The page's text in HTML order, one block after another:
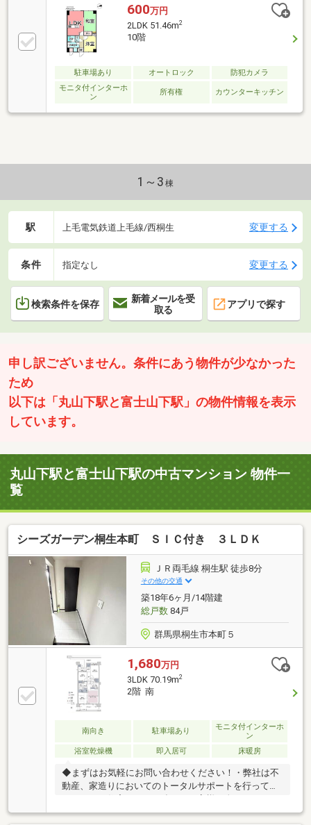
600万円
2LDK 51.46m2
10階
駐車場あり オートロック
防犯カメラ
モニタ付インターホ
ン
所有権 カウンターキッチン
1～3 棟
駅 上毛電気鉄道上毛線/西桐生 変更する
条件 指定なし 変更する
検索条件を保存
新着メールを受
取る
アプリで探す
申し訳ございません。条件にあう物件が少なかった
ため
以下は「丸山下駅と富士山下駅」の物件情報を表示
しています。
丸山下駅と富士山下駅の中古マンション 物件一
覧
シーズガーデン桐生本町 ＳＩＣ付き ３ＬＤＫ
ＪＲ両毛線 桐生駅 徒歩8分
その他の交通
築18年6ヶ月/14階建
総戸数84戸
群馬県桐生市本町５
1,680万円
3LDK 70.19m2
2階 南
南向き 駐車場あり
モニタ付インターホ
ン
浴室乾燥機
即入居可 床暖房
◆まずはお気軽にお問い合わせください！・弊社は不
動産、家造りにおいてのトータルサポートを行ってお
ります。・住宅ローンに強く、お客様一人ひとりにあ
ったご提案をさせていただきます。・スタッフ一同、